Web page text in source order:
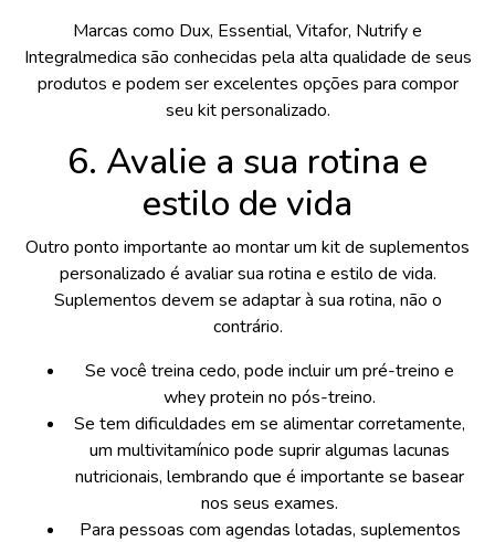
Marcas como Dux, Essential, Vitafor, Nutrify e
Integralmedica são conhecidas pela alta qualidade de seus
produtos e podem ser excelentes opções para compor
seu kit personalizado.
6. Avalie a sua rotina e
estilo de vida
Outro ponto importante ao montar um kit de suplementos
personalizado é avaliar sua rotina e estilo de vida.
Suplementos devem se adaptar à sua rotina, não o
contrário.
Se você treina cedo, pode incluir um pré-treino e
whey protein no pós-treino.
Se tem dificuldades em se alimentar corretamente,
um multivitamínico pode suprir algumas lacunas
nutricionais, lembrando que é importante se basear
nos seus exames.
Para pessoas com agendas lotadas, suplementos